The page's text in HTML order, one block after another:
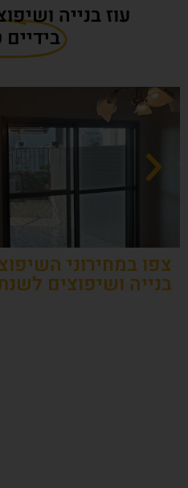
עוז בנייה
צפו במחירוני
בנייה ושיפוצים לשנת